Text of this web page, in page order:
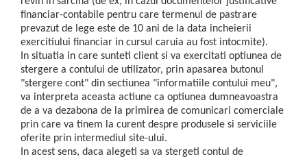
financiar-contabile pentru care termenul de pastrare
prevazut de lege este de 10 ani de la data incheierii
exercitiului financiar in cursul caruia au fost intocmite).
In situatia in care sunteti client si va exercitati optiunea de
stergere a contului de utilizator, prin apasarea butonul
"stergere cont" din sectiunea "informatiile contului meu",
va interpreta aceasta actiune ca optiunea dumneavoastra
de a va dezabona de la primirea de comunicari comerciale
prin care va tinem la curent despre produsele si serviciile
oferite prin intermediul site-ului.
In acest sens, daca alegeti sa va stergeti contul de